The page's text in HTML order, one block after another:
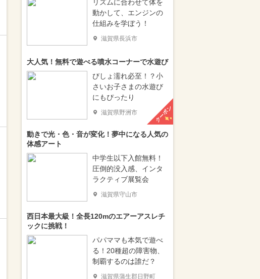
リズムに合わせて体を
動かして、エンジンの
仕組みを学ぼう！
滋賀県長浜市
大人気！無料で遊べる噴水コーナーで水遊び
びしょ濡れ必至！？小
さいお子さまの水遊び
にもぴったり
滋賀県野洲市 クーポン
動きで光・色・音が変化！夢中になる人気の
体感アート
中学生以下入館無料！
圧倒的没入感、インタ
ラクティブ展覧会
滋賀県守山市
西日本最大級！全長120mのエアーアスレチ
ックに挑戦！
パパママも本気で遊べ
る！20種超の障害物、
制覇するのは誰だ？
滋賀県蒲生郡日野町